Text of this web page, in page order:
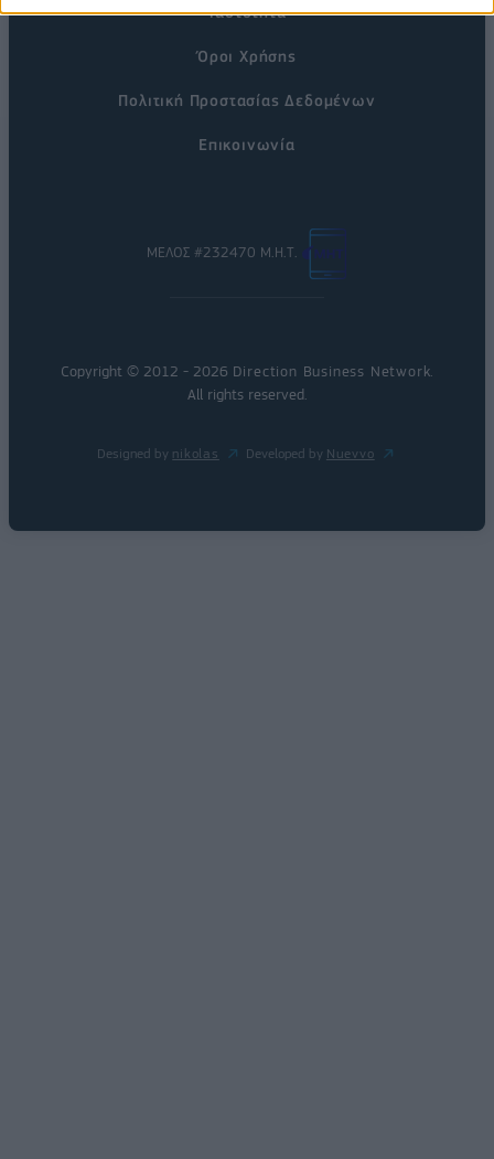
Ταυτότητα
Όροι Χρήσης
Πολιτική Προστασίας Δεδομένων
Επικοινωνία
ΜΕΛΟΣ #232470 Μ.Η.Τ.
Copyright © 2012 - 2026 Direction Business Network
All rights reserved.
Designed by nikolas Developed by Nuevvo